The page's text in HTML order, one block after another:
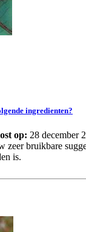
ingredienten?
op: 28 december
zeer bruikbare
is.